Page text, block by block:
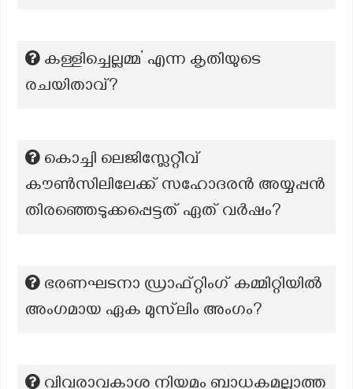
കള്ളിച്ചെല്ലമ്മ’ എന്ന കൃതിയുടെ
രചയിതാവ്?
കൊച്ചി ലെജിസ്ലേറ്റീവ്
കൗൺസിലിലേക്ക് സഹോദരൻ അയ്യപ്പൻ
തിരഞ്ഞെടുക്കപ്പെട്ടത് ഏത് വർഷം?
ഭരണഘടനാ ഡ്രാഫ്റ്റിംഗ് കമ്മിറ്റിയിൽ
അംഗമായ ഏക മുസ്‌ലിം അംഗം?